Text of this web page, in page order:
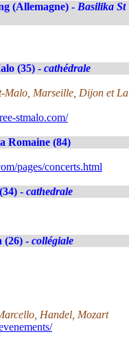
(Allemagne) - Basilika St
(35) - cathédrale
Malo, Marseille, Dijon et La
stmalo.com/
Romaine (84)
pages/concerts.html
- cathedrale
(26) - collégiale
Handel, Mozart